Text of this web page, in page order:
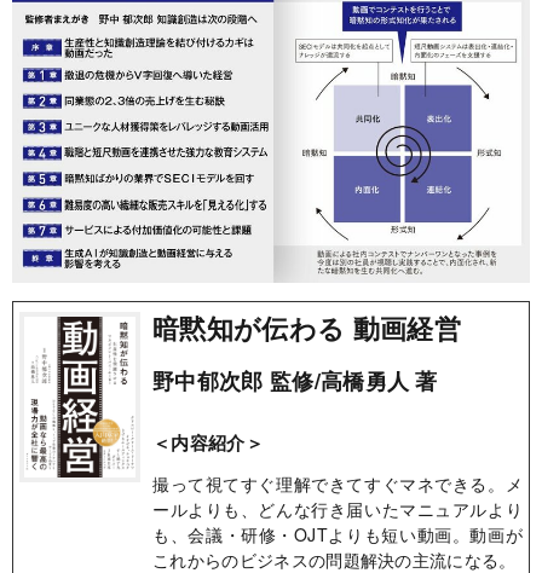
暗黙知が伝わる 動画経営
野中郁次郎 監修/高橋勇人 著
＜内容紹介＞
撮って視てすぐ理解できてすぐマネできる。メ
ールよりも、どんな行き届いたマニュアルより
も、会議・研修・OJTよりも短い動画。動画が
これからのビジネスの問題解決の主流になる。